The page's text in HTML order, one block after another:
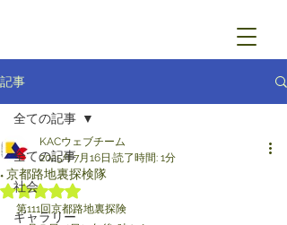
記事
全ての記事
社会
ギャラリー
全ての記事
◆ 京都路地裏探検隊
KACウェブチーム
2025年7月16日 読了時間: 1分
5つ星のうちNaNと評価されています。
第111回京都路地裏探険